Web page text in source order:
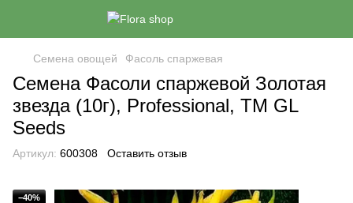
Семена овощей Фасоль спаржевая
Семена Фасоли спаржевой Золотая
звезда (10г), Professional, TM GL
Seeds
Артикул: 600308 Оставить отзыв
−40%